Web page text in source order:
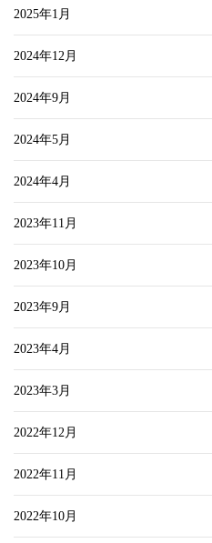
2025年1月
2024年12月
2024年9月
2024年5月
2024年4月
2023年11月
2023年10月
2023年9月
2023年4月
2023年3月
2022年12月
2022年11月
2022年10月